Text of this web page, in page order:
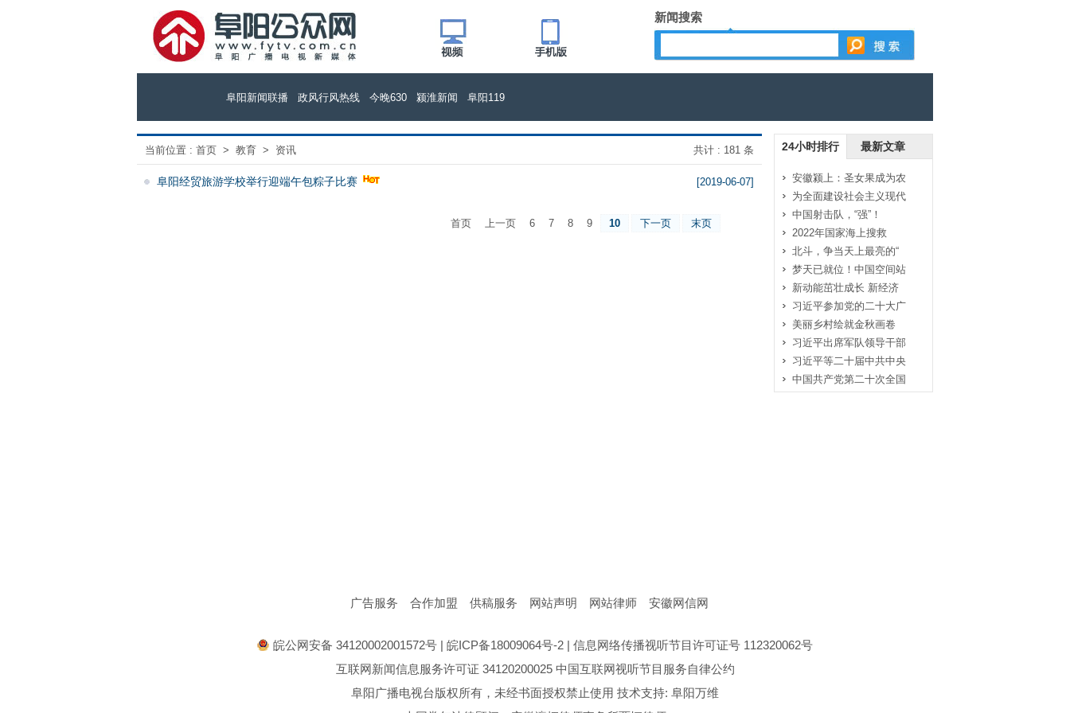
新闻搜索
阜阳新闻联播 政风行风热线 今晚630 颍淮新闻 阜阳119
当前位置 : 首页 > 教育 > 资讯 共计 : 181 条
阜阳经贸旅游学校举行迎端午包粽子比赛 [2019-06-07]
首页 上一页 6 7 8 9 10 下一页 末页
24小时排行 最新文章
安徽颍上：圣女果成为农
为全面建设社会主义现代
中国射击队，“强”！
2022年国家海上搜救
北斗，争当天上最亮的“
梦天已就位！中国空间站
新动能茁壮成长 新经济
习近平参加党的二十大广
美丽乡村绘就金秋画卷
习近平出席军队领导干部
习近平等二十届中共中央
中国共产党第二十次全国
广告服务 合作加盟 供稿服务 网站声明 网站律师 安徽网信网
皖公网安备 34120002001572号 | 皖ICP备18009064号-2 | 信息网络传播视听节目许可证号 112320062号
互联网新闻信息服务许可证 34120200025 中国互联网视听节目服务自律公约
阜阳广播电视台版权所有，未经书面授权禁止使用 技术支持: 阜阳万维